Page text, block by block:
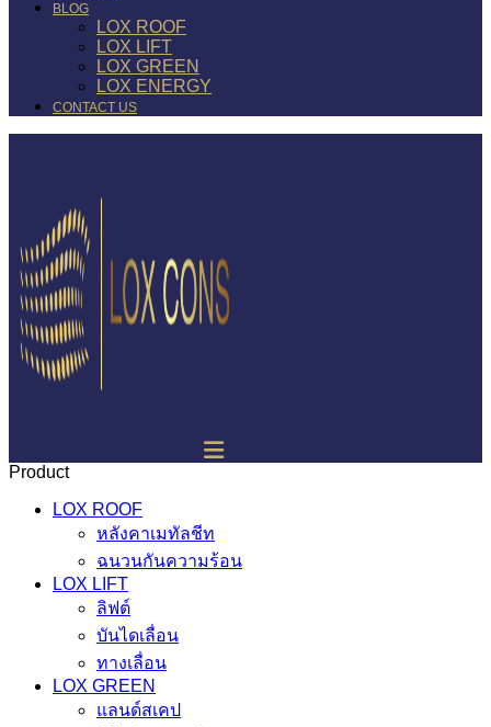
BLOG
LOX ROOF
LOX LIFT
LOX GREEN
LOX ENERGY
CONTACT US
Product
LOX ROOF
หลังคาเมทัลชีท
ฉนวนกันความร้อน
LOX LIFT
ลิฟต์
บันไดเลื่อน
ทางเลื่อน
LOX GREEN
แลนด์สเคป